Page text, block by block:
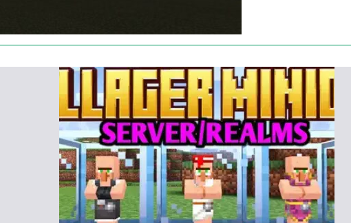
особенности. Распознать все их отличительные
обладает недюжинной силой, размерами,
укреплён сверхмощной экипировкой, которая по своей